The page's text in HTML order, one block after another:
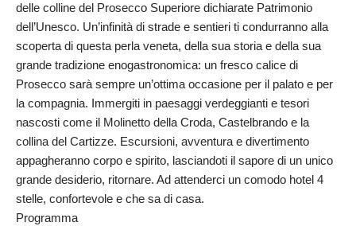
delle colline del Prosecco Superiore dichiarate Patrimonio
dell’Unesco. Un’infinità di strade e sentieri ti condurranno alla
scoperta di questa perla veneta, della sua storia e della sua
grande tradizione enogastronomica: un fresco calice di
Prosecco sarà sempre un’ottima occasione per il palato e per
la compagnia. Immergiti in paesaggi verdeggianti e tesori
nascosti come il Molinetto della Croda, Castelbrando e la
collina del Cartizze. Escursioni, avventura e divertimento
appagheranno corpo e spirito, lasciandoti il sapore di un unico
grande desiderio, ritornare. Ad attenderci un comodo hotel 4
stelle, confortevole e che sa di casa.
Programma